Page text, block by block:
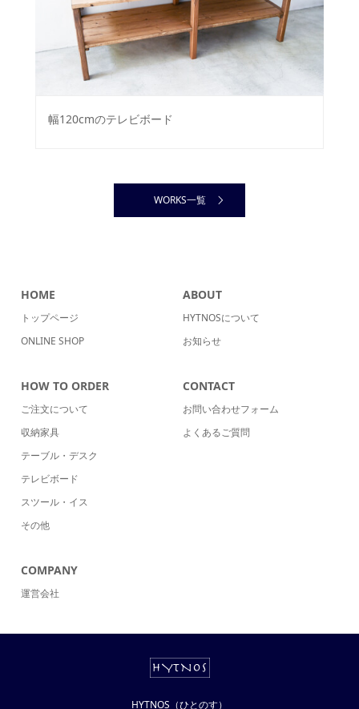
WORKS一覧
幅120cmのテレビボード
HOME
トップページ
ONLINE SHOP
ABOUT
HYTNOSについて
お知らせ
HOW TO ORDER
ご注文について
収納家具
テーブル・デスク
テレビボード
スツール・イス
その他
CONTACT
お問い合わせフォーム
よくあるご質問
COMPANY
運営会社
HYTNOS（ひとのす）